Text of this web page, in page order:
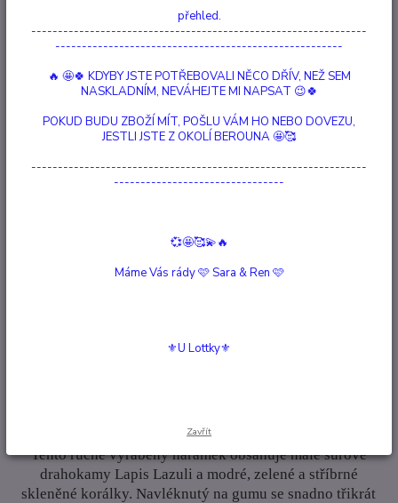
Momentálně není k dispozici
Materiál:
mosaz, elastický, drahokam, skleněné perle
16 - 48 cm
Lapis Lazuli
doba výroby 1 kusu:
35 minut
postříbřený
Kompletní specifikace
Tento ručně vyráběný náramek obsahuje malé surové
drahokamy Lapis Lazuli a modré, zelené a stříbrné
skleněné korálky. Navléknutý na gumu se snadno třikrát
přehled.
---------------------------------------------------------------
------------------------------------------------------
🔥 🤩🍀 KDYBY JSTE POTŘEBOVALI NĚCO DŘÍV, NEŽ SEM
NASKLADNÍM, NEVÁHEJTE MI NAPSAT 😉🍀
POKUD BUDU ZBOŽÍ MÍT, POŠLU VÁM HO NEBO DOVEZU,
JESTLI JSTE Z OKOLÍ BEROUNA 🤩🥰
---------------------------------------------------------------
--------------------------------
💞🤩🥰💫🔥
Máme Vás rády 🩷 Sara & Ren 🩷
⚜️U Lottky⚜️
Zavřít